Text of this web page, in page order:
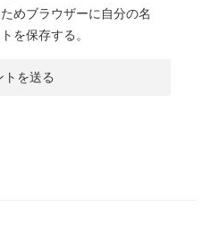
めブラウザーに自分の名
を保存する。